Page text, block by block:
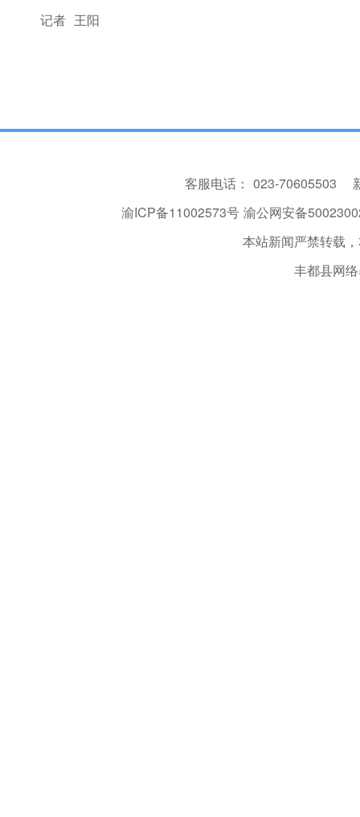
记者 王阳
客服电话： 023-70605503
渝ICP备11002573号 渝公网安备
本站新闻严禁转载
丰都县网